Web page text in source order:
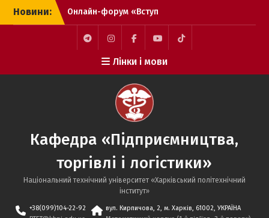
Перейти
Новини:
Онлайн-форум «Вступ
2026 – твій впевнений
вступ»
Вітаємо переможців
Конкурсу на кращі
випускні кваліфікаційні
роботи здобувачів
другого (магістерського)
рівня вищої освіти НТУ
Вітаємо випускників-
бакалаврів спеціальності
076 «Підприємництво,
торгівля та біржова
діяльність» освітніх
митна справа» та
TelegramInstagramFacebookYouTubeTikTok
Лінки і мови
Кафедра «Підприємництва,
торгівлі і логістики»
Національний технічний університет «Харківський політехнічний
iнститут»
+38(099)104-22-92
вул. Кирпичова, 2, м. Харків, 61002, УКРАЇНА